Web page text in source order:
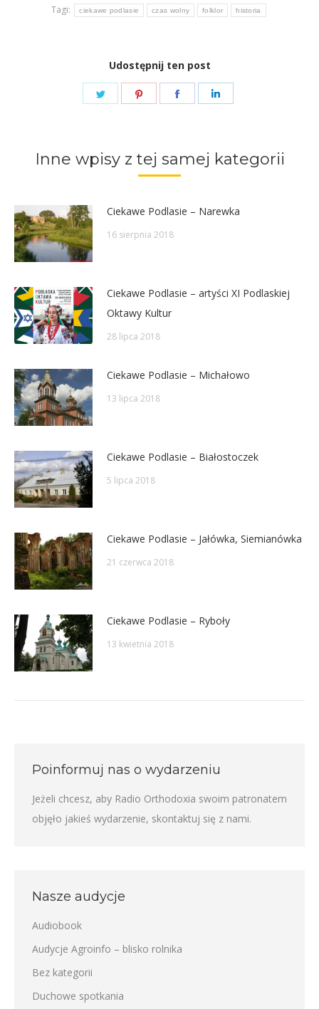
Tagi: ciekawe podlasie czas wolny folklor historia
Udostępnij ten post
Share
Share
Share
Inne wpisy z tej samej kategorii
Ciekawe Podlasie – Narewka
16 sierpnia 2018
Ciekawe Podlasie – artyści XI Podlaskiej
Oktawy Kultur
28 lipca 2018
Ciekawe Podlasie – Michałowo
13 lipca 2018
Ciekawe Podlasie – Białostoczek
5 lipca 2018
Ciekawe Podlasie – Jałówka, Siemianówka
21 czerwca 2018
Ciekawe Podlasie – Ryboły
13 kwietnia 2018
Poinformuj nas o wydarzeniu
Jeżeli chcesz, aby Radio Orthodoxia swoim patronatem
objęło jakieś wydarzenie, skontaktuj się z nami.
Nasze audycje
Audiobook
Audycje Agroinfo – blisko rolnika
Bez kategorii
Duchowe spotkania